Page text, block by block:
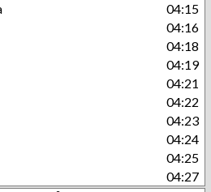
04:15
04:16
04:18
04:19
04:21
04:22
04:23
04:24
04:25
04:27